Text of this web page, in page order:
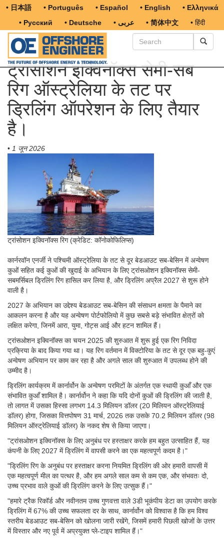
• 日本語 • Português • Español • English
• Ελληνικά
• Русский
• Deutsche • عربى • 简体中文 • हिंदी
ट्रांसोशन इक्विनॉक्स सेमी-सब
रिग ऑस्ट्रेलिया के तट पर
ड्रिलिंग ऑपरेशन के लिए तैयार
है।
• 1 जून 2026
ट्रांसोशन इक्विनॉक्स रिग (क्रेडिट: कॉनोकोफिलिप्स)
कार्नरवॉन एनर्जी ने पश्चिमी ऑस्ट्रेलिया के तट से दूर बेडआउट सब-बेसिन में अन्वेषण
कुओं सहित कई कुओं की खुदाई के अभियान के लिए ट्रांसओशन इक्विनॉक्स सेमी-
सबमर्सिबल ड्रिलिंग रिग हासिल कर लिया है, और ड्रिलिंग अप्रैल 2027 से शुरू होने
वाली है।
2027 के अभियान का उद्देश्य बेडआउट सब-बेसिन की संसाधन क्षमता के पैमाने का
आकलन करना है और यह अन्वेषण पोर्टफोलियो में कुछ सबसे बड़े संभावित क्षेत्रों को
लक्षित करेगा, जिनमें आरा, युमा, गोट्स आई और हटन शामिल हैं।
ट्रांसओशन इक्विनॉक्स का चयन 2025 की शुरुआत में शुरू हुई एक रिग निविदा
प्रक्रिया के बाद किया गया था। यह रिग वर्तमान में विक्टोरिया के तट से दूर एक बहु-कुएं
अन्वेषण अभियान पर काम कर रहा है और अगले साल की शुरुआत में उपलब्ध होने की
उम्मीद है।
ड्रिलिंग कार्यक्रम में कार्नार्वोन के अन्वेषण परमिटों के अंतर्गत एक स्थायी कुआँ और एक
संभावित कुआँ शामिल है। कार्नार्वोन ने कहा कि यदि दोनों कुओं की ड्रिलिंग की जाती है,
तो लागत में उसका हिस्सा लगभग 14.3 मिलियन डॉलर (20 मिलियन ऑस्ट्रेलियाई
डॉलर) होगा, जिसका वित्तपोषण 31 मार्च, 2026 तक उसके 70.2 मिलियन डॉलर (98
मिलियन ऑस्ट्रेलियाई डॉलर) के नकद शेष से किया जाएगा।
"ट्रांसओशन इक्विनॉक्स के लिए अनुबंध पर हस्ताक्षर करके हम बहुत उत्साहित हैं, यह
कंपनी के लिए 2027 में ड्रिलिंग में वापसी करने का एक महत्वपूर्ण कदम है।"
"ड्रिलिंग रिग के अनुबंध पर हस्ताक्षर करना नियमित ड्रिलिंग की ओर हमारी वापसी में
एक महत्वपूर्ण मील का पत्थर है, और हम अगले साल कम से कम एक, और संभवतः दो,
उच्च प्रभाव वाले कुओं की ड्रिलिंग करने के लिए उत्सुक हैं।"
"हमारे ट्रैक रिकॉर्ड और नवीनतम उच्च गुणवत्ता वाले 3डी भूकंपीय डेटा का उपयोग करके
ड्रिलिंग में 67% की उच्च सफलता दर के साथ, कार्नार्वोन को विश्वास है कि हम विश्व
स्तरीय बेडआउट सब-बेसिन को खोलना जारी रखेंगे, जिसमें हमारी पिछली खोजों के उत्तर
में विस्तार और नए पूर्व में अप्रयुक्त प्ले-टाइप शामिल हैं।"